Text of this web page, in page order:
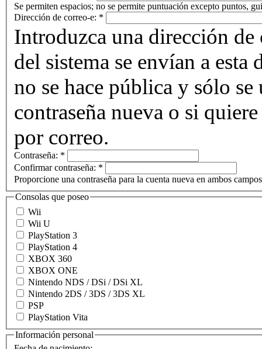
Se permiten espacios; no se permite puntuación excepto puntos,
Dirección de correo-e: *
Introduzca una dirección
del sistema se envían a
no se hace pública y sólo
contraseña nueva o si
por correo.
Contraseña: *
Confirmar contraseña: *
Proporcione una contraseña para la cuenta nueva en ambos
Consolas que poseo
Wii
Wii U
PlayStation 3
PlayStation 4
XBOX 360
XBOX ONE
Nintendo NDS / DSi / DSi XL
Nintendo 2DS / 3DS / 3DS XL
PSP
PlayStation Vita
Información personal